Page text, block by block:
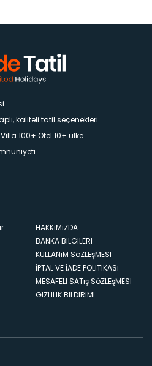
kaliteli tatil seçenekleri.
100+ Otel 10+ ülke
HAKKıMıZDA
BANKA BILGILERI
KULLANıM SöZLEşMESI
İPTAL VE İADE POLITIKASı
MESAFELI SATış SöZLEşMESI
GIZLILIK BILDIRIMI